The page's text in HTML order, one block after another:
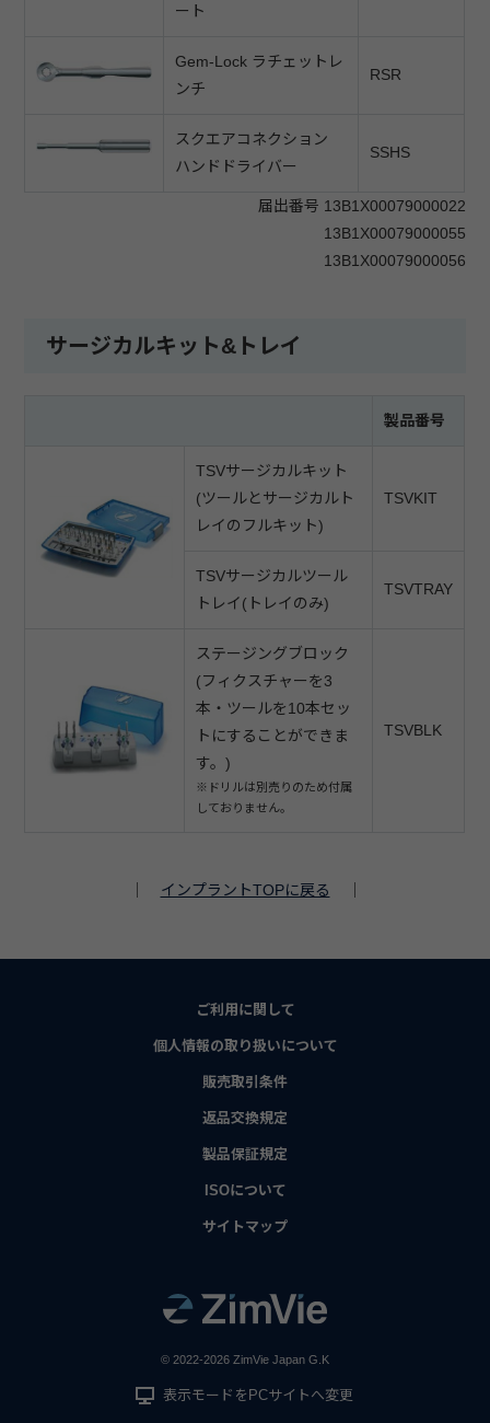
ート
Gem-Lock ラチェットレ
ンチ
RSR
スクエアコネクション
ハンドドライバー
SSHS
届出番号 13B1X00079000022
13B1X00079000055
13B1X00079000056
サージカルキット&トレイ
製品番号
TSVサージカルキット
(ツールとサージカルト
レイのフルキット)
TSVKIT
TSVサージカルツール
トレイ(トレイのみ)
TSVTRAY
ステージングブロック
(フィクスチャーを3
本・ツールを10本セッ
トにすることができま
す。)
※ドリルは別売りのため付属
しておりません。
TSVBLK
インプラントTOPに戻る
ご利用に関して
個人情報の取り扱いについて
販売取引条件
返品交換規定
製品保証規定
ISOについて
サイトマップ
© 2022-2026 ZimVie Japan G.K
表示モードをPCサイトへ変更